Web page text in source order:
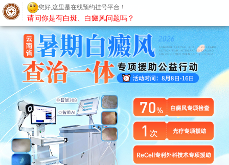
昆明白癜风医院
您好,这里是在线预约挂号平台！
请问你是有白斑、白癜风问题吗？